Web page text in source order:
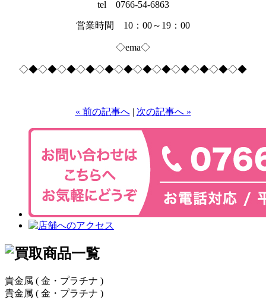
tel 0766-54-6863
営業時間 10：00～19：00
◇ema◇
◇◆◇◆◇◆◇◆◇◆◇◆◇◆◇◆◇◆◇◆◇◆◇◆
« 前の記事へ| 次の記事へ »
貴金属 ( 金・プラチナ )
貴金属 ( 金・プラチナ )